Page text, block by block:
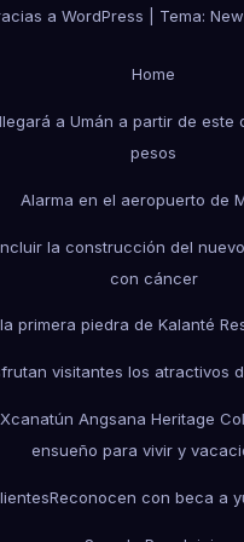
a WordPress Tema:
Home
llegará a Umán a partir de este
pesos
Alarma en el aeropuerto de
la construcción del
con cáncer
primera piedra de Kalanté
visitantes los atractivos
Angsana Heritage
ensueño para vivir y
Reconocen con beca a